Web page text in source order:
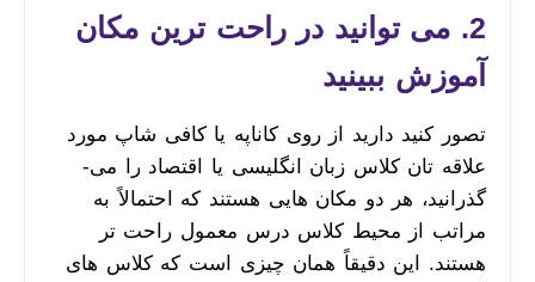
2. می توانید در راحت ترین مکان
آموزش ببینید
تصور کنید دارید از روی کاناپه یا کافی­ شاپ مورد
علاقه ­تان کلاس زبان انگلیسی یا اقتصاد را می­
گذرانید، هر دو مکان­ هایی هستند که احتمالاً به
‌مراتب از محیط کلاس درس معمول راحت ­تر
هستند. این دقیقاً همان چیزی است که کلاس ­های